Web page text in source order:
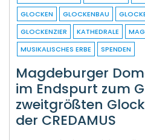
GLOCKENZIER
KATHEDRALE
MUSIKALISCHES ERBE
SPENDEN
Magdeburger
im Endspurt zum
zweitgrößten
der CREDAMUS
Das Domglockenprojekt In